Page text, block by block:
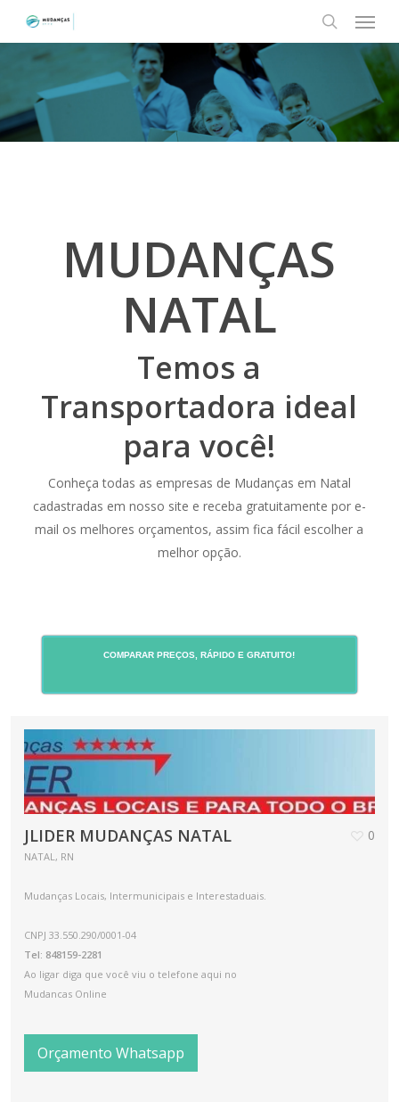
search
Menu
MUDANÇAS
NATAL
Temos a
Transportadora ideal
para você!
Conheça todas as empresas de Mudanças em Natal
cadastradas em nosso site e receba gratuitamente por e-
mail os melhores orçamentos, assim fica fácil escolher a
melhor opção.
COMPARAR PREÇOS, RÁPIDO E GRATUITO!
JLIDER MUDANÇAS NATAL
NATAL, RN
Mudanças Locais, Intermunicipais e Interestaduais.
CNPJ 33.550.290/0001-04
Tel: 848159-2281
Ao ligar diga que você viu o telefone aqui no
Mudancas Online
Orçamento Whatsapp
0